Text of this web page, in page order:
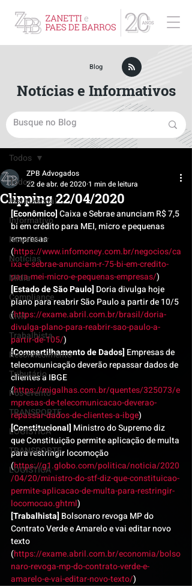
Post
Todos
Institucional
Informativo
Newsletter
Notícias
Mídia
Compliance
Civil
Trabalhista
Reconhecimento
Tributário
Pós-evento
TRANSPORTE
LOGISTICA
TRANSPORTE
LOGISTICA
Todos
Clipping 22/04/2020
ZPB Advogados
22 de abr. de 2020 1 min de leitura
[Econômico] Caixa e Sebrae anunciam R$ 7,5
bi em crédito para MEI, micro e pequenas
empresas
(https://www.infomoney.com.br/negocios/ca
ixa-e-sebrae-anunciam-r-75-bi-em-credito-
para-mei-micro-e-pequenas-empresas/)
[Estado de São Paulo] Doria divulga hoje
plano para reabrir São Paulo a partir de 10/5
(https://exame.abril.com.br/brasil/doria-
divulga-plano-para-reabrir-sao-paulo-a-
partir-de-105/)
[Compartilhamento de Dados] Empresas de
telecomunicação deverão repassar dados de
clientes a IBGE
(https://migalhas.com.br/quentes/325073/e
mpresas-de-telecomunicacao-deverao-
repassar-dados-de-clientes-a-ibge)
[Constitucional] Ministro do Supremo diz
que Constituição permite aplicação de multa
para restringir locomoção
(https://g1.globo.com/politica/noticia/2020
/04/20/ministro-do-stf-diz-que-constituicao-
permite-aplicacao-de-multa-para-restringir-
locomocao.ghtml)
[Trabalhista] Bolsonaro revoga MP do
Contrato Verde e Amarelo e vai editar novo
texto
(https://exame.abril.com.br/economia/bolso
naro-revoga-mp-do-contrato-verde-e-
amarelo-e-vai-editar-novo-texto/)
Blog
Notícias e Informativos